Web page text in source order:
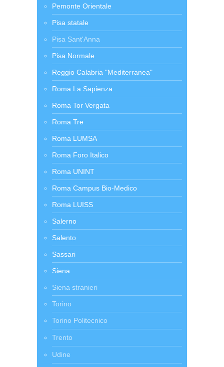
Pemonte Orientale
Pisa statale
Pisa Sant'Anna
Pisa Normale
Reggio Calabria "Mediterranea"
Roma La Sapienza
Roma Tor Vergata
Roma Tre
Roma LUMSA
Roma Foro Italico
Roma UNINT
Roma Campus Bio-Medico
Roma LUISS
Salerno
Salento
Sassari
Siena
Siena stranieri
Torino
Torino Politecnico
Trento
Udine